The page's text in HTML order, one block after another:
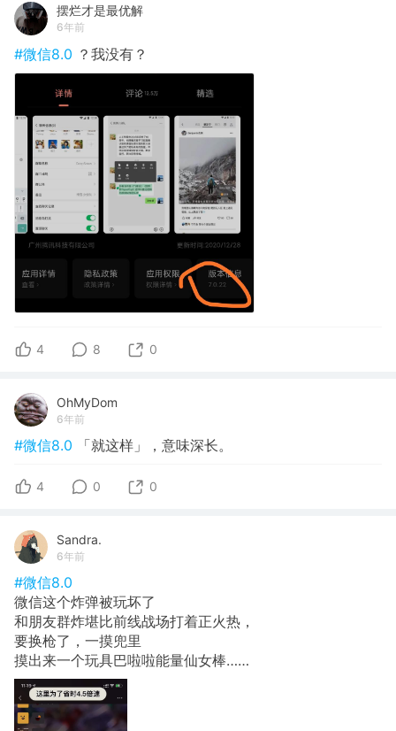
摆烂才是最优解
6年前
#微信8.0 ？我没有？
4 8 0
OhMyDom
6年前
#微信8.0 「就这样」，意味深长。
4 0 0
Sandra.
6年前
#微信8.0
微信这个炸弹被玩坏了
和朋友群炸堪比前线战场打着正火热，
要换枪了，一摸兜里
摸出来一个玩具巴啦啦能量仙女棒……